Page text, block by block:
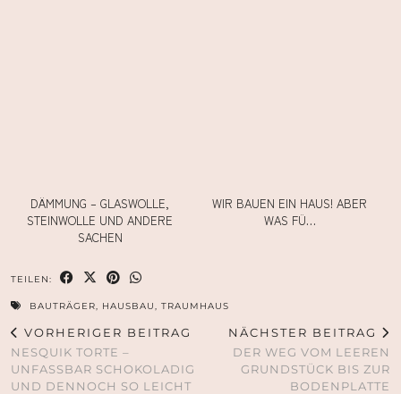
DÄMMUNG – GLASWOLLE,
STEINWOLLE UND ANDERE
SACHEN
WIR BAUEN EIN HAUS! ABER
WAS FÜ…
TEILEN:
BAUTRÄGER, HAUSBAU, TRAUMHAUS
VORHERIGER BEITRAG
NESQUIK TORTE –
UNFASSBAR SCHOKOLADIG
UND DENNOCH SO LEICHT
NÄCHSTER BEITRAG
DER WEG VOM LEEREN
GRUNDSTÜCK BIS ZUR
BODENPLATTE